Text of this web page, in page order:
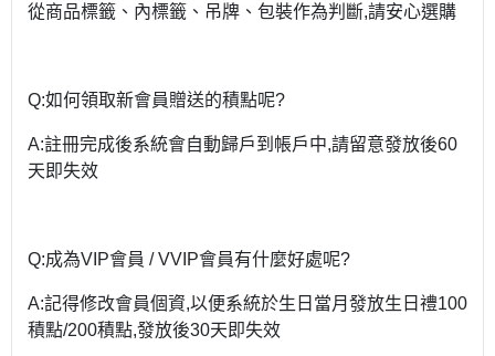
從商品標籤、內標籤、吊牌、包裝作為判斷,請安心選購
Q:如何領取新會員贈送的積點呢?
A:註冊完成後系統會自動歸戶到帳戶中,請留意發放後60
天即失效
Q:成為VIP會員 / VVIP會員有什麼好處呢?
A:記得修改會員個資,以便系統於生日當月發放生日禮100
積點/200積點,發放後30天即失效